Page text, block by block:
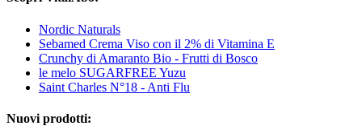
Nordic Naturals
Sebamed Crema Viso con il 2% di Vitamina E
Crunchy di Amaranto Bio - Frutti di Bosco
le melo SUGARFREE Yuzu
Saint Charles N°18 - Anti Flu
Nuovi prodotti: